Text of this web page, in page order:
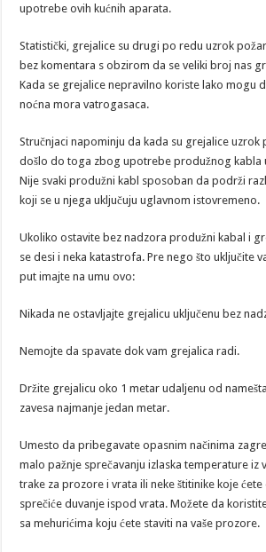
upotrebe ovih kućnih aparata.
Statistički, grejalice su drugi po redu uzrok
bez komentara s obzirom da se veliki broj nas
Kada se grejalice nepravilno koriste lako mogu
noćna mora vatrogasaca.
Stručnjaci napominju da kada su grejalice uzrok
došlo do toga zbog upotrebe produžnog kabla
Nije svaki produžni kabl sposoban da podrži
koji se u njega uključuju uglavnom istovremeno.
Ukoliko ostavite bez nadzora produžni kabal i
se desi i neka katastrofa. Pre nego što uključite
put imajte na umu ovo:
Nikada ne ostavljajte grejalicu uključenu bez
Nemojte da spavate dok vam grejalica radi.
Držite grejalicu oko 1 metar udaljenu od
zavesa najmanje jedan metar.
Umesto da pribegavate opasnim načinima
malo pažnje sprečavanju izlaska temperature iz
trake za prozore i vrata ili neke štitinike koje
sprečiće duvanje ispod vrata. Možete da
sa mehurićima koju ćete staviti na vaše prozore.